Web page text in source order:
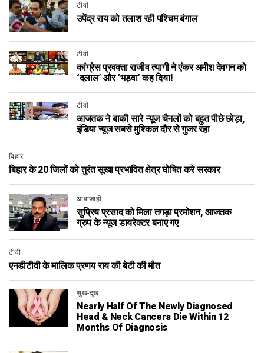
टीवी
उपेंद्र राय को तलाश रही पश्चिम बंगाल
टीवी
कांग्रेस प्रवक्ता राजीव त्यागी ने एंकर अमीश देवगन को
‘दलाल’ और ‘भड़वा’ कह दिया!
टीवी
आजतक ने बाकी सारे न्यूज चैनलों को बहुत पीछे छोड़ा,
इंडिया न्यूज सबसे मुश्किल दौर से गुजर रहा
बिहार
बिहार के 20 जिलों को तुरंत सूखा प्रभावित क्षेत्र घोषित करे सरकार
आवाजाही
सुप्रिय प्रसाद को मिला तगड़ा प्रमोशन, आजतक
ग्रुप के न्यूज डायरेक्टर बनाए गए
टीवी
एनडीटीवी के मालिक प्रणय राय की बेटी की मौत
सुख-दुख
Nearly Half Of The Newly Diagnosed
Head & Neck Cancers Die Within 12
Months Of Diagnosis